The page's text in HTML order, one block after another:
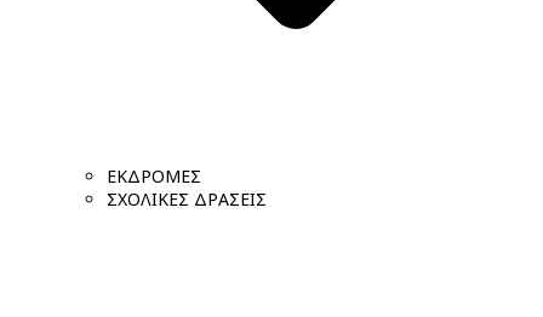
ΕΚΔΡΟΜΕΣ
ΣΧΟΛΙΚΕΣ ΔΡΑΣΕΙΣ